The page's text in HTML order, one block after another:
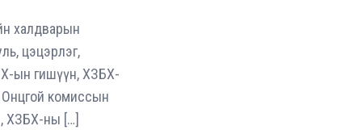
халдварын
цэцэрлэг,
ын гишүүн, ХЗБХ-
комиссын
ХЗБХ-ны […]